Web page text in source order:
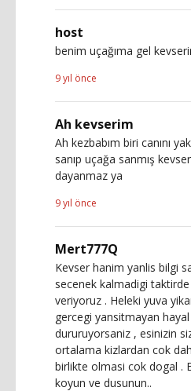
host
benim uçağıma gel
9 yıl önce
Ah kevserim
Ah kezbabım biri canını
sanıp uçağa sanmış
dayanmaz ya
9 yıl önce
Mert777Q
Kevser hanim yanlis bilgi
secenek kalmadigi
veriyoruz . Heleki yuva
gercegi yansitmayan
dururuyorsaniz , esinizin
ortalama kizlardan cok
birlikte olmasi cok dogal .
koyun ve dusunun..